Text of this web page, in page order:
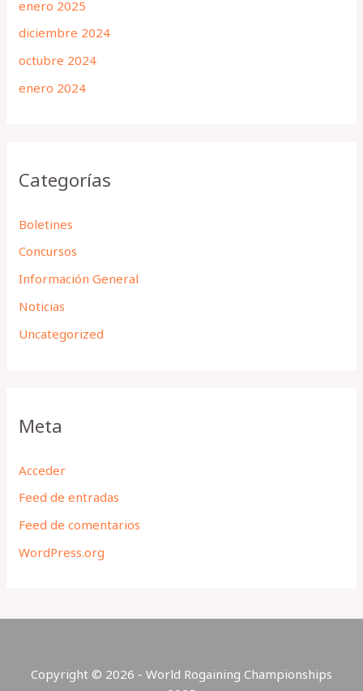
enero 2025
diciembre 2024
octubre 2024
enero 2024
Categorías
Boletines
Concursos
Información General
Noticias
Uncategorized
Meta
Acceder
Feed de entradas
Feed de comentarios
WordPress.org
Copyright © 2026 - World Rogaining Championships